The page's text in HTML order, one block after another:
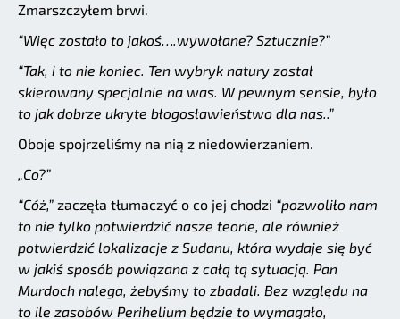
Zmarszczyłem brwi.
“Więc zostało to jakoś….wywołane? Sztucznie?”
“Tak, i to nie koniec. Ten wybryk natury został
skierowany specjalnie na was. W pewnym sensie, było
to jak dobrze ukryte błogosławieństwo dla nas..”
Oboje spojrzeliśmy na nią z niedowierzaniem.
„Co?”
“Cóż,” zaczęła tłumaczyć o co jej chodzi “pozwoliło nam
to nie tylko potwierdzić nasze teorie, ale również
potwierdzić lokalizacje z Sudanu, która wydaje się być
w jakiś sposób powiązana z całą tą sytuacją. Pan
Murdoch nalega, żebyśmy to zbadali. Bez względu na
to ile zasobów Perihelium będzie to wymagało,